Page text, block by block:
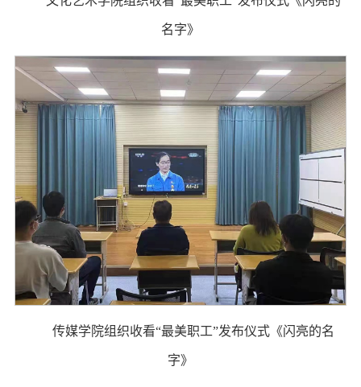
名字》
传媒学院组织收看“最美职工”发布仪式《闪亮的名
字》